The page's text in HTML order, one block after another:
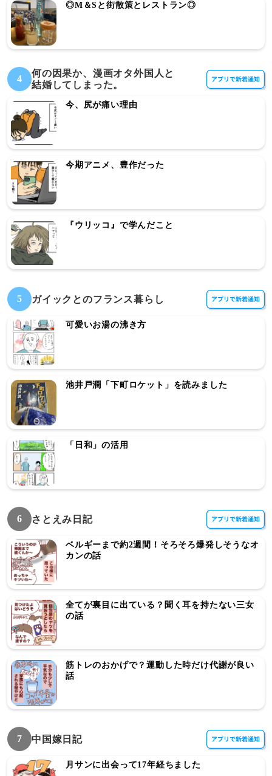
◎M＆Sと街散策とレストラン◎
4
何の因果か、漫画オタ外国人と
結婚してしまった。
今、尻が痛い理由
今期アニメ、豊作だった
『ウリッコ』で学んだこと
5 ガイックとのフランス暮らし
可愛いお湯の沸き方
池井戸潤「下町ロケット」を読みました
「日和」の活用
6 さとえみ日記
ベルギーまで約2週間！そろそろ爆発しそうなオ
カンの話
全てが裏目に出ている？聞く耳を持たない三女
の話
筋トレのおかげで？運動した時だけ代謝が良い
話
7 中国嫁日記
月サンに出会って17年経ちました